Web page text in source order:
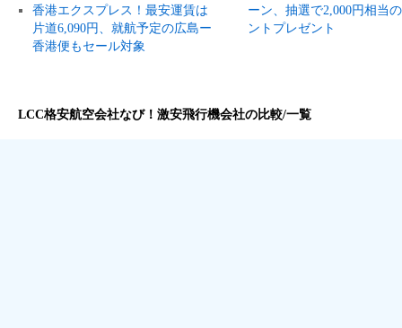
香港エクスプレス！最安運賃は
片道6,090円、就航予定の広島ー
香港便もセール対象
ーン、抽選で2,000円相当
ントプレゼント
LCC格安航空会社なび！激安飛行機会社の比較/一覧